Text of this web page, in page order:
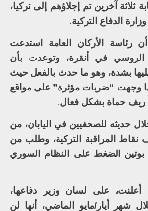
ثلاثة آخرين تم إجلاؤهم إلى تركيا،
الدفاع التركية.
رئاسة الأركان العامة استدعت
الروسي في أنقرة، وتوعدت بأن
بشدة، وهو ما حدث بالفعل حيث
وجهت “ضربات مؤثرة” على مواقع
ريف حماة بشكل فعال.
حديثه للصحفيين في اليابان، من
نقاط المراقبة التركية، وطلب من
بوتين الضغط على النظام السوري
أعلنت، على لسان وزير دفاعها،
شهر أيار/مايو الماضي، أنها لن